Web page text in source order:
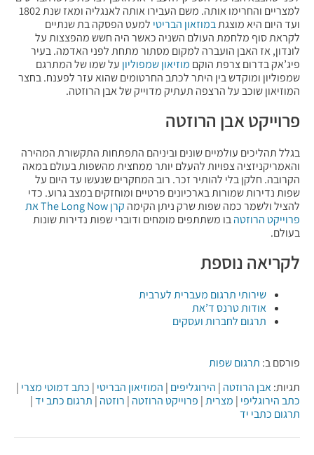
למצריים והחרימו אותה. משם העבירו אותה לאנגליה ומאז שנת 1802
ועד היום היא מוצגתבמוזאון הבריטי למעט הפסקה בת שנתיים
לקראת סוף מלחמת העולם השניה כאשר היה חשש מהפצצות על
לונדון, אז האבן הועברה למקום מסתור מתחת לפני האדמה. בעיר
פיג’אק בדרום צרפת הוקם מוזיאון שמפוליון על שמו של המתרגם
שמפוליון ומוקדש בין היתר לכתב החרטומים שהוא עזר לפענח. בחצר
המוזיאון שוכב על הרצפה תעתיק מדוייק של אבן הרוזטה.
פרוייקט אבן הרוזטה
בגלל תהליכים עולמיים שונים וביניהם התפתחות התקשורת המהירה
והאמריקניזציה צפויות להעלם יותר ממחצית מהשפות בעולם במאה
הקרובה. חלקן בלי להותיר זכר. רוב המחקרים שנעשו עד היום על
שפות נדירות שמורות בארכיונים פרטיים ומוחזקים במצב גרוע. כדי
להציל ולשמר כמה שפות שרק ניתן הקימה
קרן The Long Now את
פרוייקט הרוזטהבו משתתפים מומחים ודוברי שפות נדירות שונות
בעולם.
לקריאה נוספת
שירותי תרגום מעברית לערבית
אודות טרנס ד’את
תרגום לחברות ועסקים
פורסם ב: תרגום שפות
תגיות:אבן הרוזטה | הירוגליפים | המוזיאון הבריטי | כתב דמוטי מצרי |
כתב הירוגליפי | מצרית| פרוייקט הרוזטה | רוזטה | תרגום כתב יד|
תרגום כתבי יד